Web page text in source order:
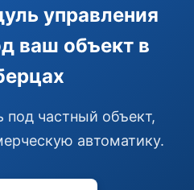
управления
ваш объект в
частный объект,
автоматику.
GSM-сигнализацию,
или готовый комплект.
сигнализацию